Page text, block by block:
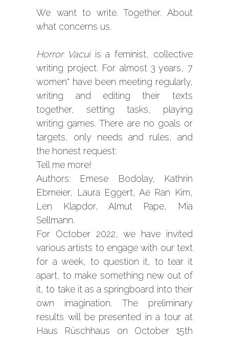
We want to write. Together. About
what concerns us.
Horror Vacuiis a feminist, collective
writing project. For almost 3 years, 7
women* have been meeting regularly,
writing and editing their texts
together, setting tasks, playing
writing games. There are no goals or
targets, only needs and rules, and
the honest request:
Tell me more!
Authors: Emese Bodolay, Kathrin
Ebmeier, Laura Eggert, Ae Ran Kim,
Len Klapdor, Almut Pape, Mia
Sellmann.
For October 2022, we have invited
various artists to engage with our text
for a week, to question it, to tear it
apart, to make something new out of
it, to take it as a springboard into their
own imagination. The preliminary
results will be presented in a tour at
Haus Rüschhaus on October 15th